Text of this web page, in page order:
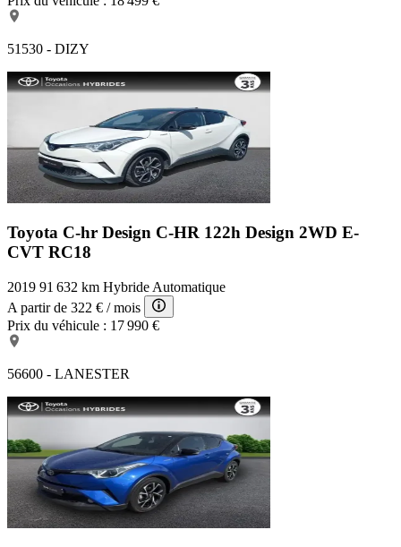
51530 - DIZY
Toyota C-hr Design C-HR 122h Design 2WD E-
CVT RC18
2019 91 632 km Hybride Automatique
A partir de 322 € / mois
Prix du véhicule : 17 990 €
56600 - LANESTER